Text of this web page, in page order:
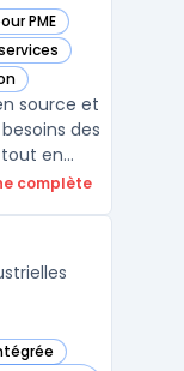
PME
source et
des
tout en
et
complète